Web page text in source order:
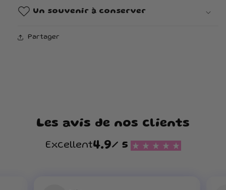
Un souvenir à conserver
Partager
Les avis de nos clients
Excellent4.9/ 5